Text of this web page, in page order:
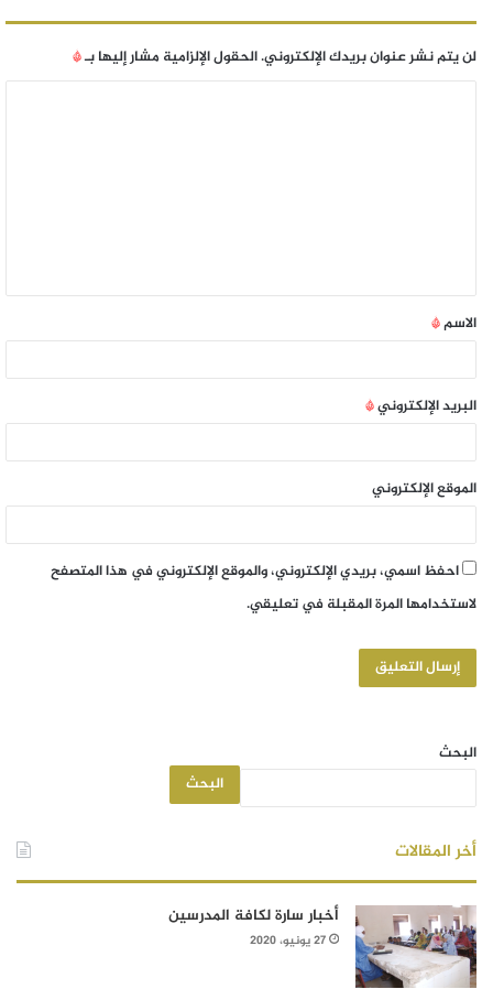
لن يتم نشر عنوان بريدك الإلكتروني.الحقول الإلزامية مشار إليها بـ*
الاسم*
البريد الإلكتروني*
الموقع الإلكتروني
احفظ اسمي، بريدي الإلكتروني، والموقع الإلكتروني في هذا المتصفح
لاستخدامها المرة المقبلة في تعليقي.
البحث
البحث
أخر المقالات
أخبار سارة لكافة المدرسين
27 يونيو، 2020